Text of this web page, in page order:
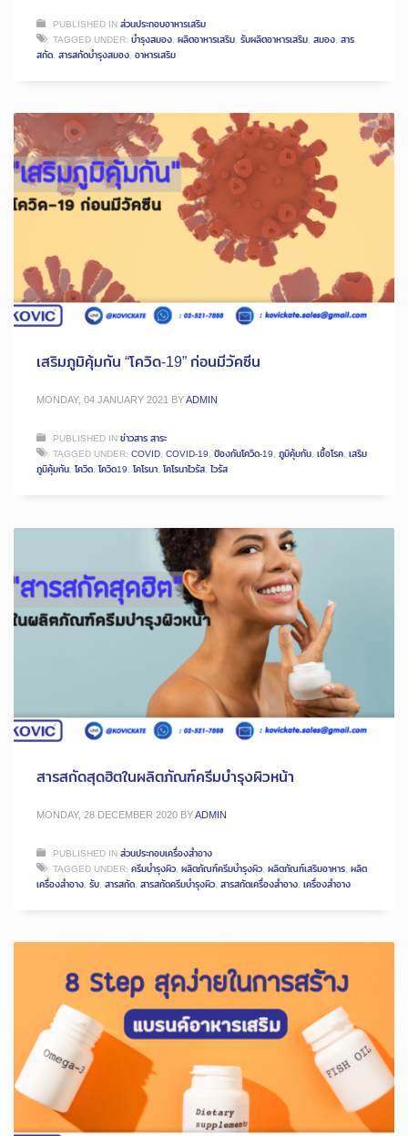
PUBLISHED INส่วนประกอบอาหารเสริม
TAGGED UNDER: บำรุงสมอง, ผลิตอาหารเสริม, รับผลิตอาหารเสริม, สมอง, สาร
สกัด, สารสกัดบำรุงสมอง, อาหารเสริม
เสริมภูมิคุ้มกัน “โควิด-19” ก่อนมีวัคซีน
MONDAY, 04 JANUARY 2021 BYADMIN
PUBLISHED INข่าวสาร สาระ
TAGGED UNDER: COVID, COVID-19, ป้องกันโควิด-19, ภูมิคุ้มกัน, เชื้อโรค, เสริม
ภูมิคุ้มกัน, โควิด, โควิด19, โคโรนา, โคโรนาไวรัส, ไวรัส
สารสกัดสุดฮิตในผลิตภัณฑ์ครีมบำรุงผิวหน้า
MONDAY, 28 DECEMBER 2020 BYADMIN
PUBLISHED INส่วนประกอบเครื่องสำอาง
TAGGED UNDER: ครีมบำรุงผิว, ผลิตภัณฑ์ครีมบำรุงผิว, ผลิตภัณฑ์เสริมอาหาร, ผลิต
เครื่องสำอาง, รับ, สารสกัด, สารสกัดครีมบำรุงผิว, สารสกัดเครื่องสำอาง, เครื่องสำอาง